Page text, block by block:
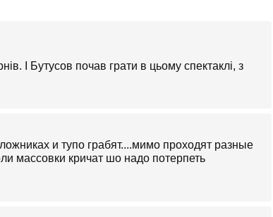
І Бутусов почав грати в цьому спектаклі, з
и тупо грабят....мимо проходят разные
массовки кричат шо надо потерпеть